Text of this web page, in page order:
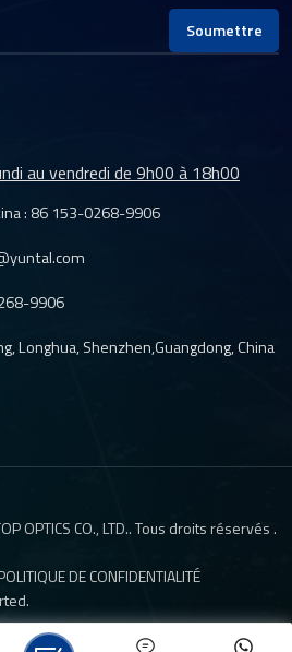
Soumettre
au vendredi de 9h00 à 18h00
:86 153-0268-9906
9906
Longhua, Shenzhen,Guangdong, China
OPTICS CO., LTD.. Tous droits réservés .
DE CONFIDENTIALITÉ